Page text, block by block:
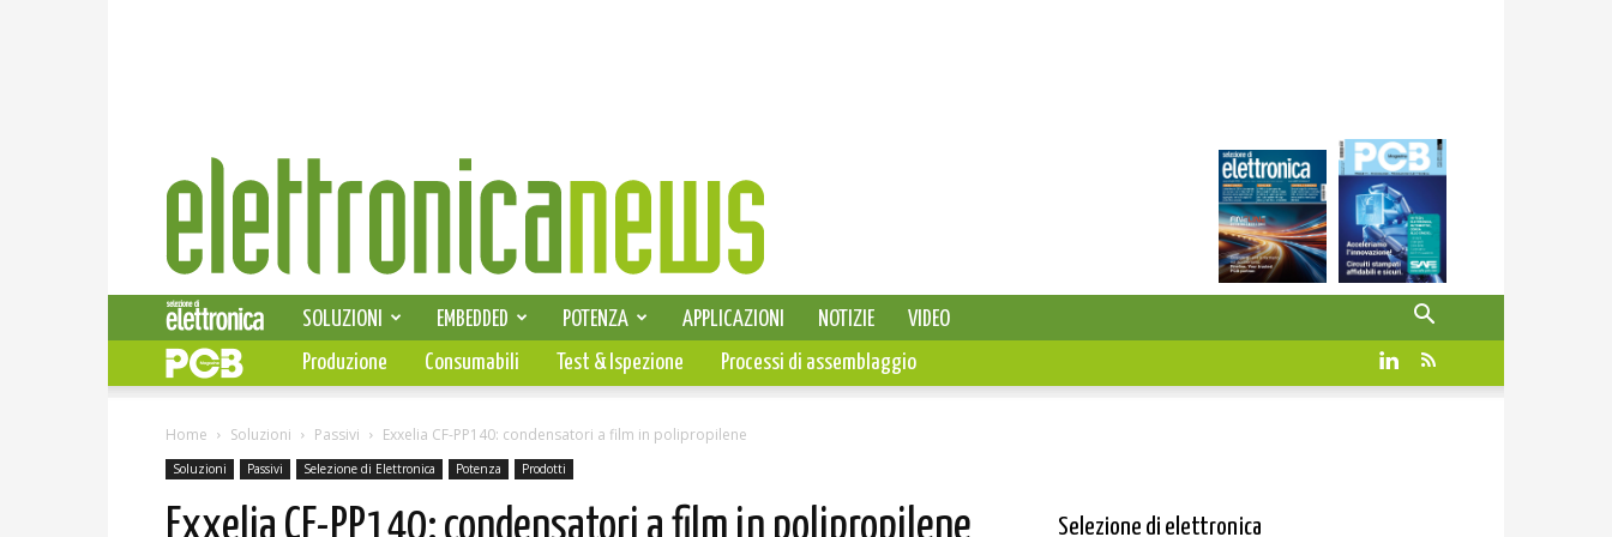
Elettronica
News
SELEZIONE DI ELETTRONICA
SOLUZIONI EMBEDDED POTENZA APPLICAZIONI NOTIZIE
VIDEO
PCB
Produzione Consumabili Test & Ispezione Processi di assemblaggio
Home Soluzioni Passivi Exxelia CF-PP140: condensatori a film in polipropilene
Soluzioni Passivi Selezione di Elettronica Potenza Prodotti
Exxelia CF-PP140: condensatori a film in polipropilene Selezione di elettronica